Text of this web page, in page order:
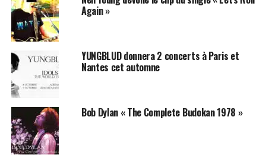
fait toujours son petit effet !
LES ALBUMS DE NEIL YOUNG SONT DISPONIBLES
ICI
SUJETS ASSOCIÉS:
NEIL YOUNG
Again »
YUNGBLUD donnera 2 concerts à Paris et
Nantes cet automne
Bob Dylan « The Complete Budokan 1978 »